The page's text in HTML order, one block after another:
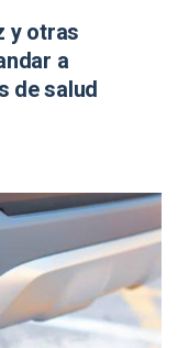
y otras
a
de salud